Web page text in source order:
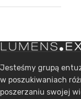
Jesteśmy grupą
w poszukiwaniach
poszerzaniu swojej